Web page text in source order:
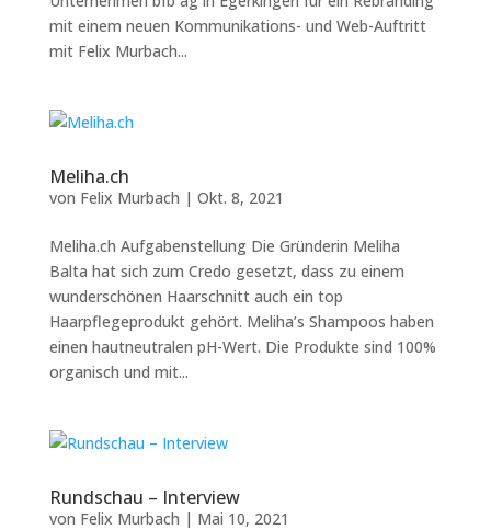
mit einem neuen Kommunikations- und Web-Auftritt
mit Felix Murbach...
Meliha.ch
von Felix Murbach | Okt. 8, 2021
Meliha.ch Aufgabenstellung Die Gründerin Meliha
Balta hat sich zum Credo gesetzt, dass zu einem
wunderschönen Haarschnitt auch ein top
Haarpflegeprodukt gehört. Meliha’s Shampoos haben
einen hautneutralen pH-Wert. Die Produkte sind 100%
organisch und mit...
Rundschau – Interview
von Felix Murbach | Mai 10, 2021